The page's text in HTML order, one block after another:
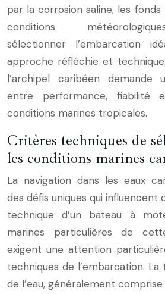
par la corrosion saline, les
conditions
sélectionner l’embarcation
approche réfléchie et
l’archipel caribéen demande
entre performance, fiabilité
conditions marines tropicales.
Critères techniques de
les conditions marines
La navigation dans les eaux
des défis uniques qui
technique d’un bateau à
marines particulières de
exigent une attention
techniques de l’embarcation.
de l’eau, généralement